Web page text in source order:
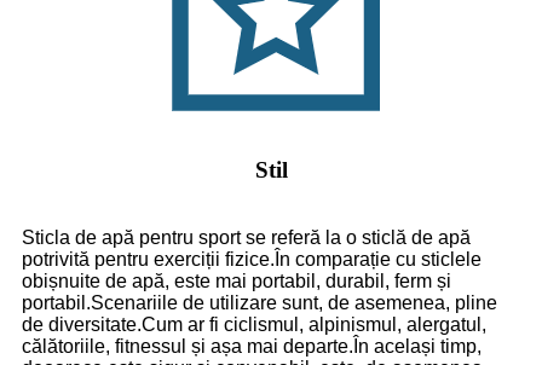
Stil
Sticla de apă pentru sport se referă la o sticlă de apă
potrivită pentru exerciții fizice.În comparație cu sticlele
obișnuite de apă, este mai portabil, durabil, ferm și
portabil.Scenariile de utilizare sunt, de asemenea, pline
de diversitate.Cum ar fi ciclismul, alpinismul, alergatul,
călătoriile, fitnessul și așa mai departe.În același timp,